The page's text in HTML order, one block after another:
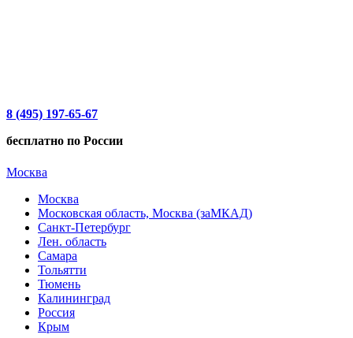
8 (495) 197-65-67
бесплатно по России
Москва
Москва
Московская область, Москва (заМКАД)
Санкт-Петербург
Лен. область
Самара
Тольятти
Тюмень
Калининград
Россия
Крым